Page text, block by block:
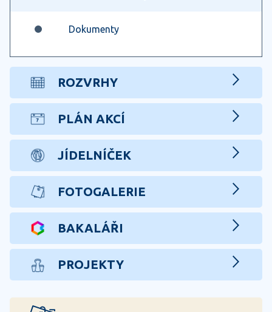
Dokumenty
ROZVRHY
PLÁN AKCÍ
JÍDELNÍČEK
FOTOGALERIE
BAKALÁŘI
PROJEKTY